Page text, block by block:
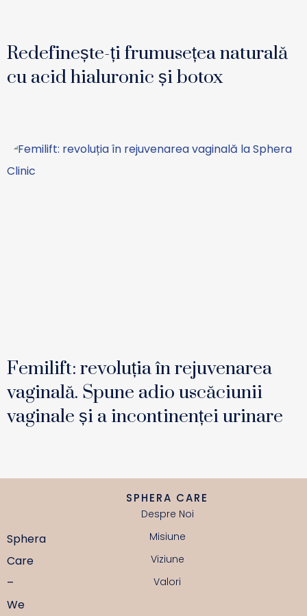
Redefinește-ți frumusețea naturală
cu acid hialuronic și botox
Femilift: revoluția în rejuvenarea
vaginală. Spune adio uscăciunii
vaginale și a incontinenței urinare
Sphera
Care
–
We
SPHERA CARE
Despre Noi
Misiune
Viziune
Valori